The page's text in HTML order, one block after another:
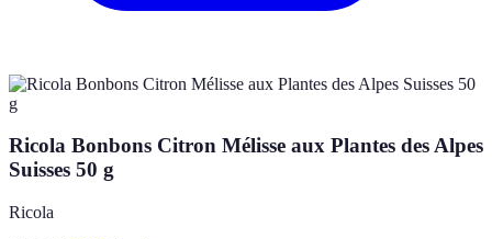
Ricola Bonbons Citron Mélisse aux Plantes des Alpes
Suisses 50 g
Ricola